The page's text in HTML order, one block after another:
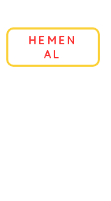
HEMEN
AL